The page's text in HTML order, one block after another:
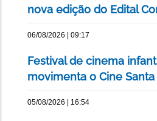
nova edição do Edital
06/08/2026 | 09:17
Festival de cinema
movimenta o Cine Santa
05/08/2026 | 16:54